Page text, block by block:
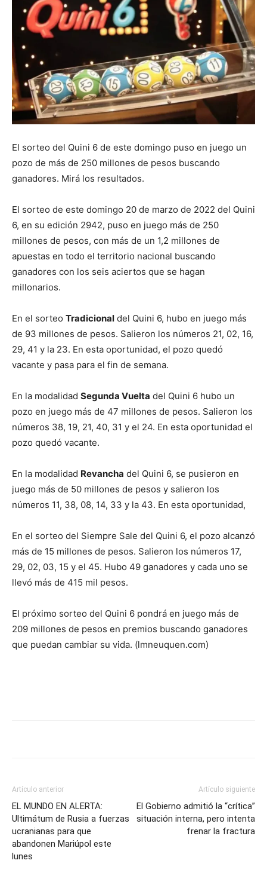
La
Verdad
es
lo
que
ve…
El sorteo del Quini 6 de este domingo puso en juego un
pozo de más de 250 millones de pesos buscando
ganadores. Mirá los resultados.
El sorteo de este domingo 20 de marzo de 2022 del Quini
6, en su edición 2942, puso en juego más de 250
millones de pesos, con más de un 1,2 millones de
apuestas en todo el territorio nacional buscando
ganadores con los seis aciertos que se hagan
millonarios.
En el sorteo Tradicional del Quini 6, hubo en juego más
de 93 millones de pesos. Salieron los números 21, 02, 16,
29, 41 y la 23. En esta oportunidad, el pozo quedó
vacante y pasa para el fin de semana.
En la modalidad Segunda Vuelta del Quini 6 hubo un
pozo en juego más de 47 millones de pesos. Salieron los
números 38, 19, 21, 40, 31 y el 24. En esta oportunidad el
pozo quedó vacante.
En la modalidad Revancha del Quini 6, se pusieron en
juego más de 50 millones de pesos y salieron los
números 11, 38, 08, 14, 33 y la 43. En esta oportunidad,
En el sorteo del Siempre Sale del Quini 6, el pozo alcanzó
más de 15 millones de pesos. Salieron los números 17,
29, 02, 03, 15 y el 45. Hubo 49 ganadores y cada uno se
llevó más de 415 mil pesos.
El próximo sorteo del Quini 6 pondrá en juego más de
209 millones de pesos en premios buscando ganadores
que puedan cambiar su vida. (lmneuquen.com)
Artículo anterior
EL MUNDO EN ALERTA:
Ultimátum de Rusia a fuerzas
ucranianas para que
abandonen Mariúpol este
lunes
Artículo siguiente
El Gobierno admitió la “crítica”
situación interna, pero intenta
frenar la fractura